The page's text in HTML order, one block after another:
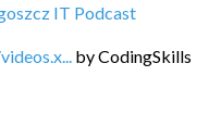
IT Podcast
byCodingSkills